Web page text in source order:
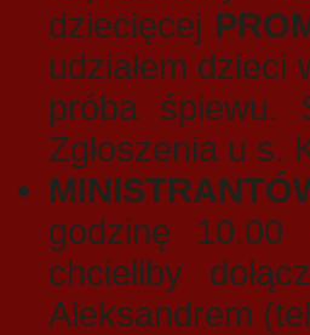
dziecięcej
udziałem
próba śpiewu.
Zgłoszenia u s.
godzinę 10.00
chcieliby
Aleksandrem